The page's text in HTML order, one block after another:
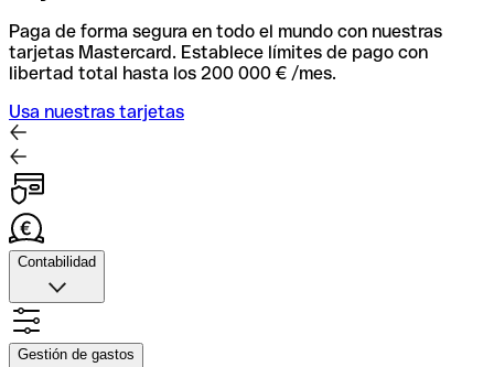
Paga de forma segura en todo el mundo con nuestras
tarjetas Mastercard. Establece límites de pago con
libertad total hasta los 200 000 € /mes.
Usa nuestras tarjetas
Contabilidad
Contabilidad
Sube fotos de tus recibos, automatiza la facxturación y
Gestión de gastos